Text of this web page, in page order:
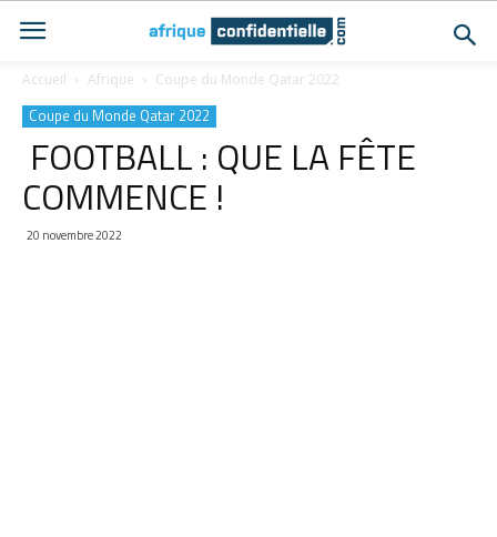
Accueil Afrique Coupe du Monde Qatar 2022
Coupe du Monde Qatar 2022
FOOTBALL : QUE LA FÊTE
COMMENCE !
20 novembre 2022